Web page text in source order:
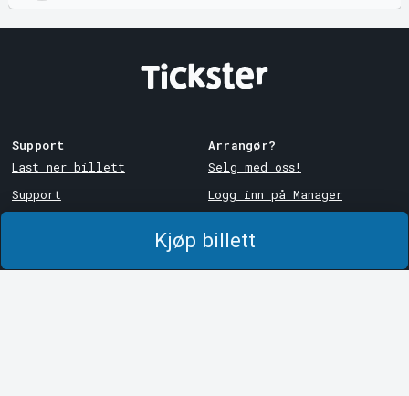
Kjøp billett
Support
Last ner billett
Support
Arrangør?
Selg med oss!
Logg inn på Manager